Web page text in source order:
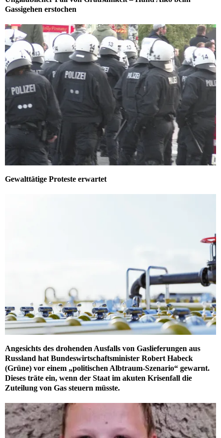
Gassigehen erstochen
Gewalttätige Proteste erwartet
Angesichts des drohenden Ausfalls von Gaslieferungen aus
Russland hat Bundeswirtschaftsminister Robert Habeck
(Grüne) vor einem „politischen Albtraum-Szenario“ gewarnt.
Dieses träte ein, wenn der Staat im akuten Krisenfall die
Zuteilung von Gas steuern müsste.